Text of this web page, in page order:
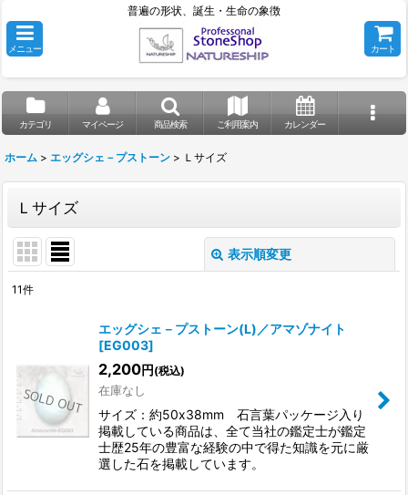
普遍の形状、誕生・生命の象徴
メニュー カート
カテゴリ マイページ 商品検索 ご利用案内 カレンダー
ホーム > エッグシェ－プストーン > Ｌサイズ
Ｌサイズ
表示順変更
11件
エッグシェ－プストーン(L)／アマゾナイト
[EG003]
2,200円 (税込)
在庫なし
サイズ：約50x38mm 石言葉パッケージ入り
掲載している商品は、全て当社の鑑定士が鑑定
士歴25年の豊富な経験の中で得た知識を元に厳
選した石を掲載しています。